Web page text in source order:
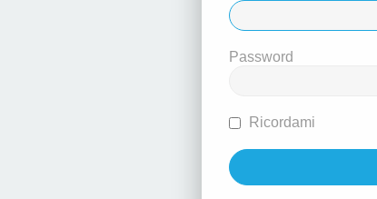
Password
Ricordami